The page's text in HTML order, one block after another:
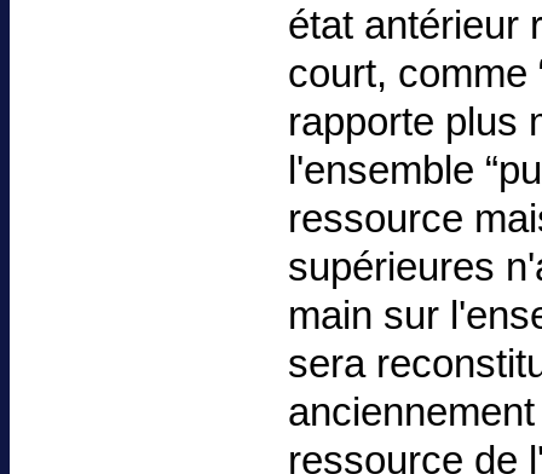
état antérieur
court, comme
rapporte plus
l'ensemble
ressource
supérieures
main sur
sera
ressource de